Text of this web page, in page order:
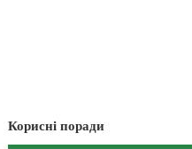
Корисні поради